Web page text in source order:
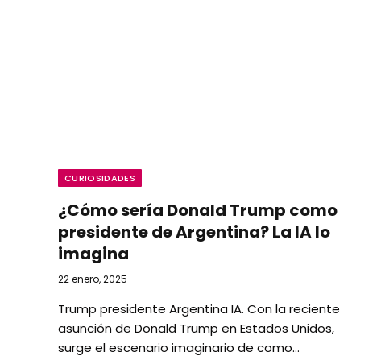
CURIOSIDADES
¿Cómo sería Donald Trump como
presidente de Argentina? La IA lo
imagina
22 enero, 2025
Trump presidente Argentina IA. Con la reciente
asunción de Donald Trump en Estados Unidos,
surge el escenario imaginario de como…